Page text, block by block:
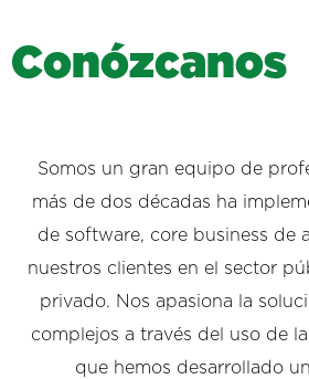
Conózcanos
Somos un gran equipo de
más de dos décadas ha
de software, core business de
nuestros clientes en el sector
privado. Nos apasiona la
complejos a través del uso de
que hemos desarrollado